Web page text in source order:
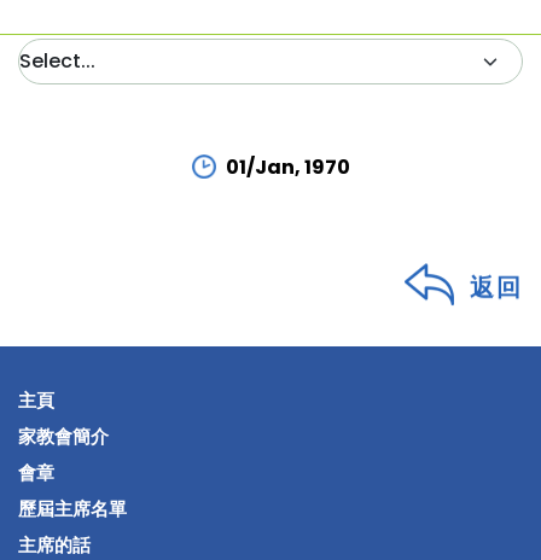
01/Jan, 1970
返回
主頁
家教會簡介
會章
歷屆主席名單
主席的話